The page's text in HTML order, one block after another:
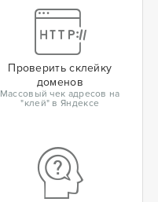
Проверить склейку
доменов
Массовый чек адресов на
"клей" в Яндексе